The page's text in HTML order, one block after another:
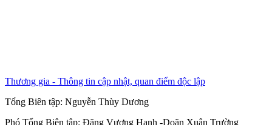
Thương gia - Thông tin cập nhật, quan điểm độc lập
Tổng Biên tập: Nguyễn Thùy Dương
Phó Tổng Biên tập: Đặng Vương Hạnh -Doãn Xuân Trường